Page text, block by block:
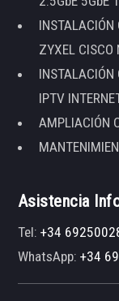
INSTALACIÓN
ZYXEL CISCO
INSTALACIÓN
IPTV
AMPLIACIÓN
Asistencia
Tel:+34
WhatsApp:+34